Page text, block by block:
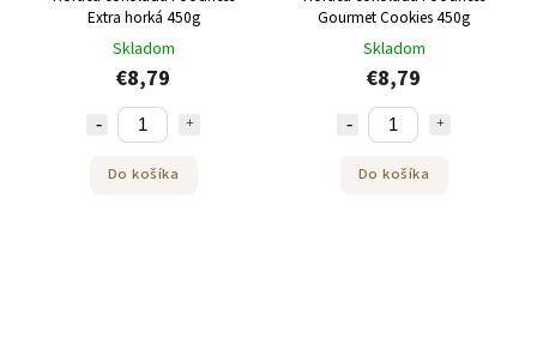
Extra horká 450g
Skladom
€8,79
Do košíka
Gourmet Cookies 450g
Skladom
€8,79
Do košíka